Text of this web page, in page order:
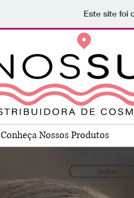
Este site foi
Conheça Nossos Produtos
Voltar